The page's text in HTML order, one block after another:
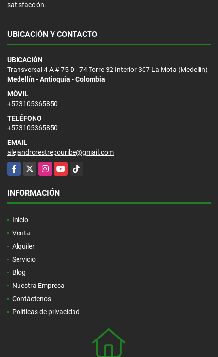
satisfacción.
UBICACIÓN Y CONTACTO
UBICACIÓN
Transversal 4 A # 75 D - 74 Torre 32 Interior 307 La Mota (Medellín)
Medellín - Antioquia - Colombia
MÓVIL
+573105365850
TELÉFONO
+573105365850
EMAIL
alejandrorestrepouribe@gmail.com
Facebook
X InstagramYouTubeTikTok
INFORMACIÓN
Inicio
Venta
Alquiler
Servicio
Blog
Nuestra Empresa
Contáctenos
Políticas de privacidad